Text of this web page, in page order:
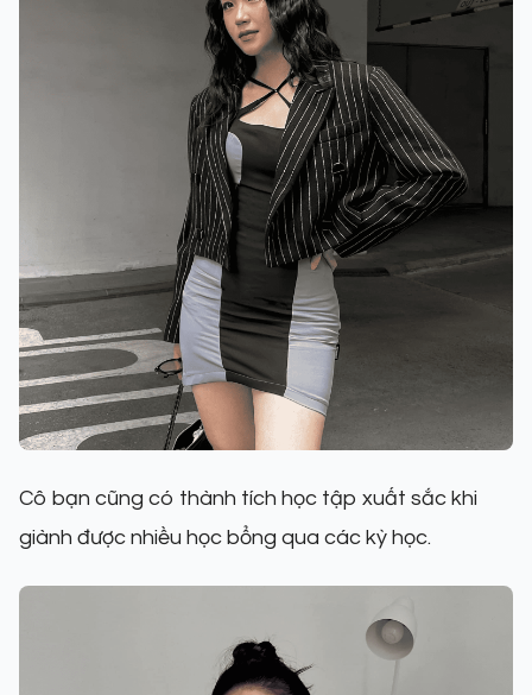
Cô bạn cũng có thành tích học tập xuất sắc khi
giành được nhiều học bổng qua các kỳ học.